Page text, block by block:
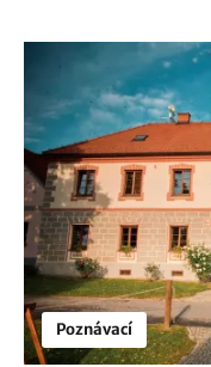
Poznávací